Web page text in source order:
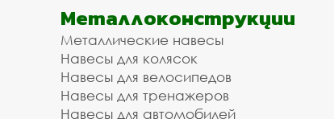
Металлоконструкции
Металлические навесы
Навесы для колясок
Навесы для велосипедов
Навесы для тренажеров
Навесы для автомобилей